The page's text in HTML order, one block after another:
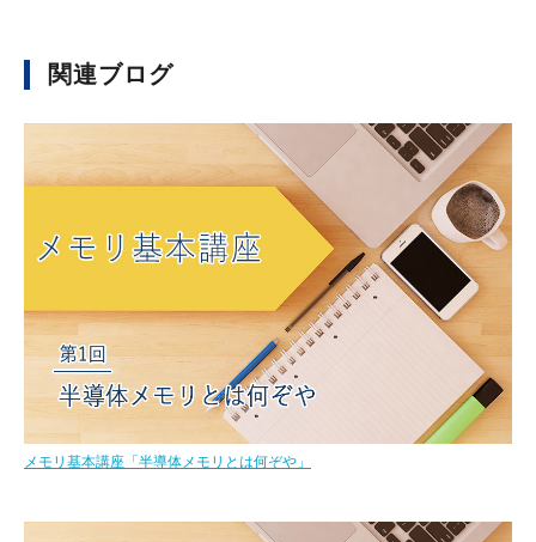
関連ブログ
メモリ基本講座「半導体メモリとは何ぞや」